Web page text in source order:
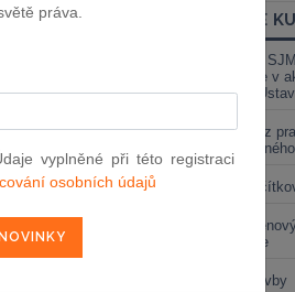
25 domovních celků
Kč a dotovalo by
1 500 000 Kč
obyvatel města Brna
jejich bytové
900 000 Kč. Na
to má být jen pro
tak je to hodně un-
- zastupitel musí
ONLINE
Vnosy ze
valorizace v
soudu a
Výpověď z
Nová
Změna
energetice
Černé stavby
práva.
vyplněné při této registraci
osobních údajů